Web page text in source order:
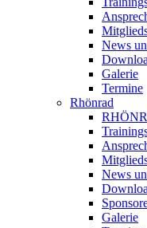
News
Galerie
Termine
Rhönrad
News
Galerie